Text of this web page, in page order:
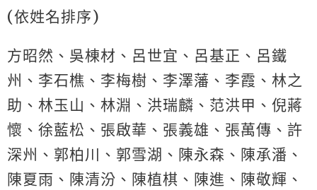
(依姓名排序)
方昭然、吳棟材、呂世宜、呂基正、呂鐵
州、李石樵、李梅樹、李澤藩、李霞、林之
助、林玉山、林淵、洪瑞麟、范洪甲、倪蔣
懷、徐藍松、張啟華、張義雄、張萬傳、許
深州、郭柏川、郭雪湖、陳永森、陳承潘、
陳夏雨、陳清汾、陳植棋、陳進、陳敬輝、